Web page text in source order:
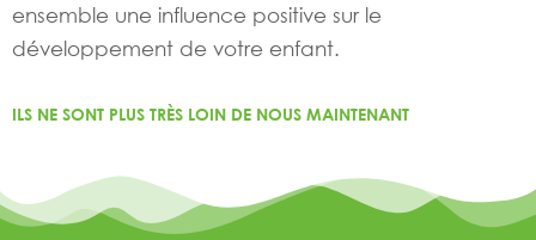
ensemble une influence positive sur le
développement de votre enfant.
ILS NE SONT PLUS TRÈS LOIN DE NOUS MAINTENANT